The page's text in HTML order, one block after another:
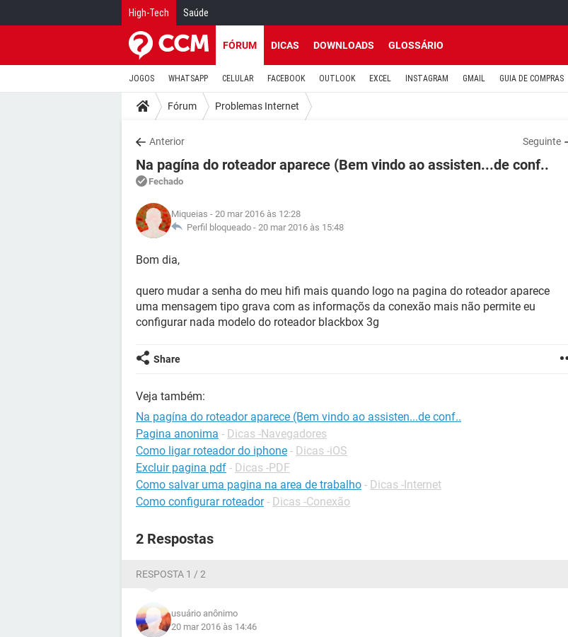
High-Tech Saúde
FÓRUM DICAS DOWNLOADS GLOSSÁRIO
JOGOS WHATSAPP CELULAR FACEBOOK OUTLOOK EXCEL INSTAGRAM GMAIL GUIA DE COMPRAS
Fórum Problemas Internet
Anterior Seguinte
Na pagína do roteador aparece (Bem vindo ao assisten...de conf..
Fechado
Miqueias - 20 mar 2016 às 12:28
Perfil bloqueado - 20 mar 2016 às 15:48
Bom dia,
quero mudar a senha do meu hifi mais quando logo na pagina do roteador aparece
uma mensagem tipo grava com as informaçõs da conexão mais não permite eu
configurar nada modelo do roteador blackbox 3g
Share
Veja também:
Na pagína do roteador aparece (Bem vindo ao assisten...de conf..
Pagina anonima - Dicas -Navegadores
Como ligar roteador do iphone - Dicas -iOS
Excluir pagina pdf - Dicas -PDF
Como salvar uma pagina na area de trabalho - Dicas -Internet
Como configurar roteador - Dicas -Conexão
2 Respostas
RESPOSTA 1 / 2
usuário anônimo
20 mar 2016 às 14:46